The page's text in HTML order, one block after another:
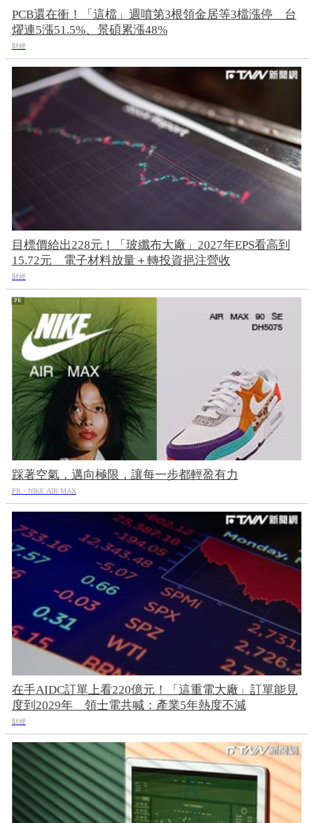
PCB還在衝！「這檔」週噴第3根領金居等3檔漲停 台
燿連5漲51.5%、景碩累漲48%
財經
目標價給出228元！「玻纖布大廠」2027年EPS看高到
15.72元 電子材料放量＋轉投資挹注營收
財經
踩著空氣，邁向極限，讓每一步都輕盈有力
PR・NIKE AIR MAX
在手AIDC訂單上看220億元！「這重電大廠」訂單能見
度到2029年 領士電共喊：產業5年熱度不減
財經